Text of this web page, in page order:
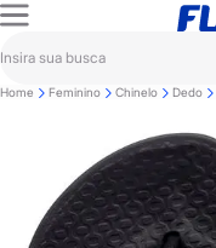
Home Feminino Chinelo Dedo